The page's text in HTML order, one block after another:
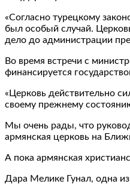
«Согласно турецкому
был особый случай.
дело до администрации
Во время встречи с
финансируется
«Церковь действительно
своему прежнему
Мы очень рады, что
армянская церковь на
А пока армянская
Дара Мелике Гунал, одна